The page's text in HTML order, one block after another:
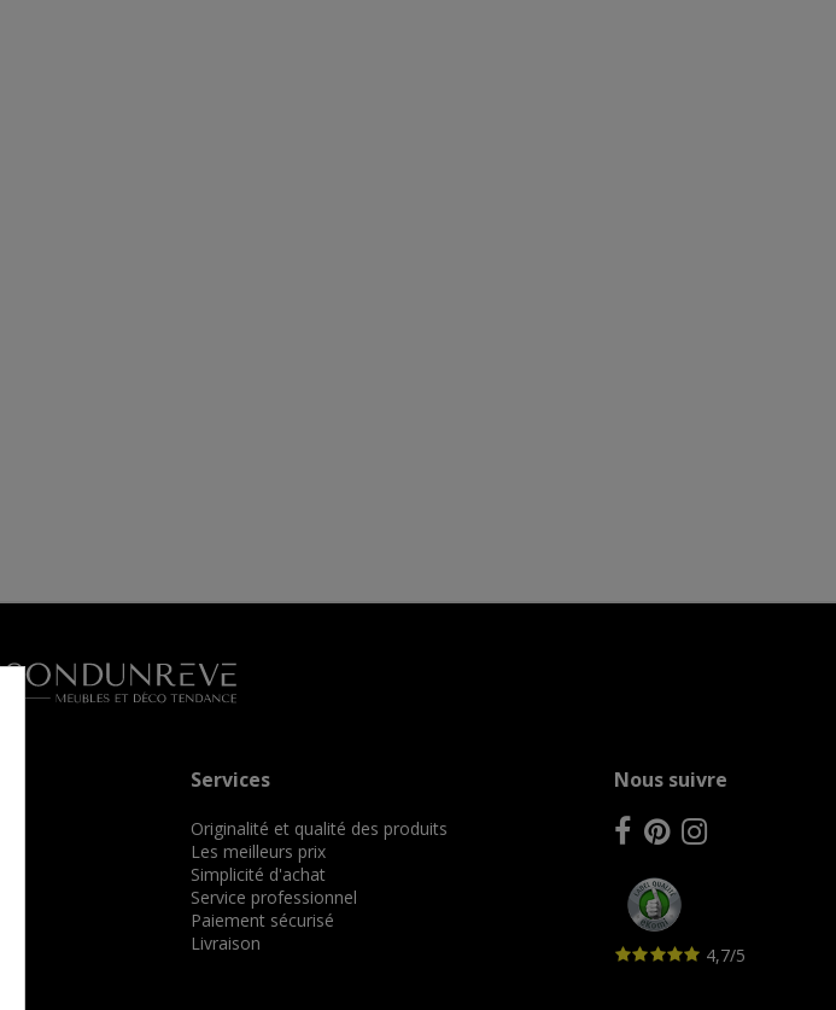
Services
Originalité et qualité des produits
Les meilleurs prix
Simplicité d'achat
Service professionnel
Paiement sécurisé
Livraison
Nous suivre
4,7/5